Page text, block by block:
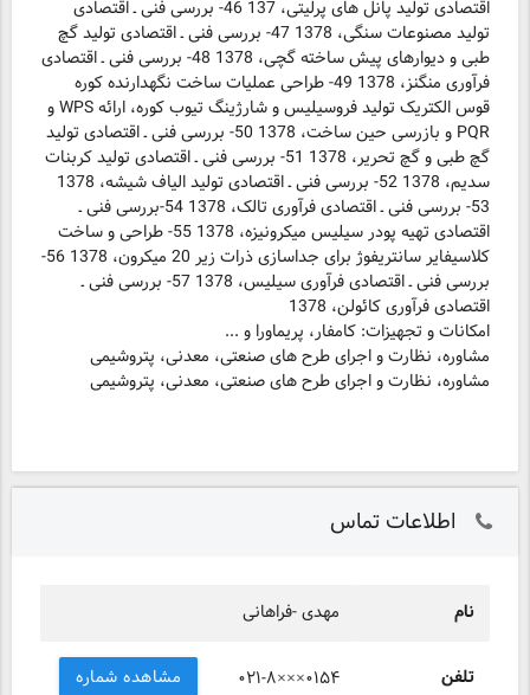
اقتصادی تولید پانل های پرلیتی، 137 46- بررسی فنی ـ اقتصادی
تولید مصنوعات سنگی، 1378 47- بررسی فنی ـ اقتصادی تولید گچ
طبی و دیوارهای پیش ساخته گچی، 1378 48- بررسی فنی ـ اقتصادی
فرآوری منگنز، 1378 49- طراحی عملیات ساخت نگهدارنده کوره
قوس الکتریک تولید فروسیلیس و شارژینگ تیوب کوره، ارائه WPS و
PQR و بازرسی حین ساخت، 1378 50- بررسی فنی ـ اقتصادی تولید
گچ طبی و گچ تحریر، 1378 51- بررسی فنی ـ اقتصادی تولید کربنات
سدیم، 1378 52- بررسی فنی ـ اقتصادی تولید الیاف شیشه، 1378
53- بررسی فنی ـ اقتصادی فرآوری تالک، 1378 54-بررسی فنی ـ
اقتصادی تهیه پودر سیلیس میکرونیزه، 1378 55- طراحی و ساخت
کلاسیفایر سانتریفوژ برای جداسازی ذرات زیر 20 میکرون، 1378 56-
بررسی فنی ـ اقتصادی فرآوری سیلیس، 1378 57- بررسی فنی ـ
اقتصادی فرآوری کائولن، 1378
امکانات و تجهیزات: کامفار، پریماورا و ...
مشاوره، نظارت و اجرای طرح های صنعتی، معدنی، پتروشیمی
مشاوره، نظارت و اجرای طرح های صنعتی، معدنی، پتروشیمی
اطلاعات تماس
نام مهدی -فراهانی
تلفن ۰۲۱-۸×××۰۱۵۴ مشاهده شماره